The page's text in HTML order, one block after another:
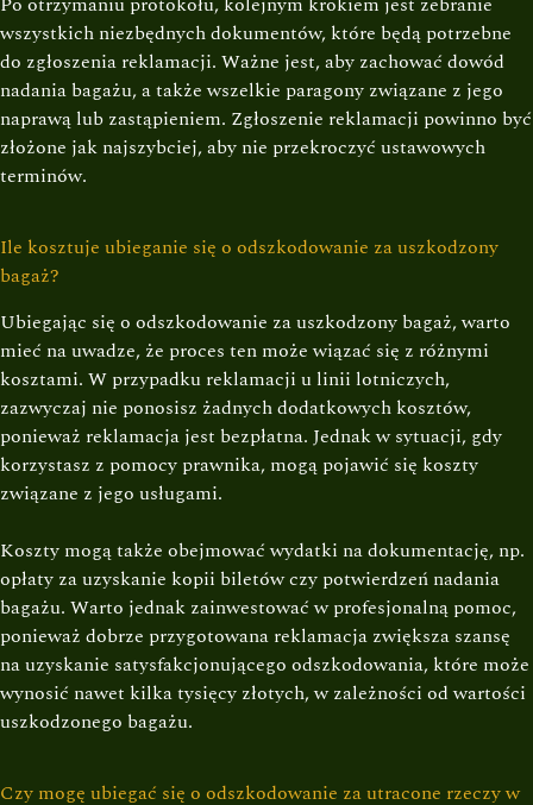
wszystkich niezbędnych dokumentów, które będą potrzebne
do zgłoszenia reklamacji. Ważne jest, aby zachować dowód
nadania bagażu, a także wszelkie paragony związane z jego
naprawą lub zastąpieniem. Zgłoszenie reklamacji powinno być
złożone jak najszybciej, aby nie przekroczyć ustawowych
terminów.
Ile kosztuje ubieganie się o odszkodowanie za uszkodzony
bagaż?
Ubiegając się o odszkodowanie za uszkodzony bagaż, warto
mieć na uwadze, że proces ten może wiązać się z różnymi
kosztami. W przypadku reklamacji u linii lotniczych,
zazwyczaj nie ponosisz żadnych dodatkowych kosztów,
ponieważ reklamacja jest bezpłatna. Jednak w sytuacji, gdy
korzystasz z pomocy prawnika, mogą pojawić się koszty
związane z jego usługami.
Koszty mogą także obejmować wydatki na dokumentację, np.
opłaty za uzyskanie kopii biletów czy potwierdzeń nadania
bagażu. Warto jednak zainwestować w profesjonalną pomoc,
ponieważ dobrze przygotowana reklamacja zwiększa szansę
na uzyskanie satysfakcjonującego odszkodowania, które może
wynosić nawet kilka tysięcy złotych, w zależności od wartości
uszkodzonego bagażu.
Czy mogę ubiegać się o odszkodowanie za utracone rzeczy w